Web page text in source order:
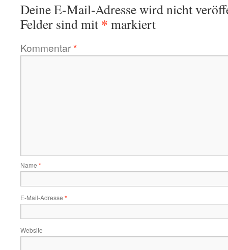
Deine E-Mail-Adresse wird nicht
Felder sind mit * markiert
Kommentar*
Name *
E-Mail-Adresse *
Website